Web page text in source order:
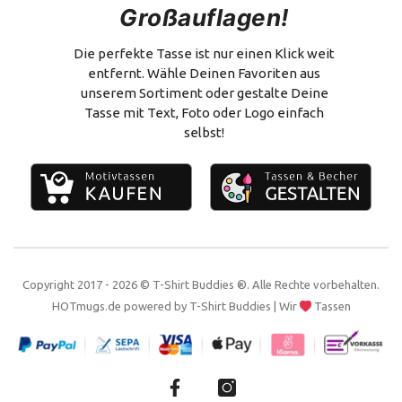
Alles zum Selbstgestalten
Versand & Zahlung
Vertrag widerrufen
Großauflagen!
Die perfekte Tasse ist nur einen Klick weit
entfernt. Wähle Deinen Favoriten aus
unserem Sortiment oder gestalte Deine
Tasse mit Text, Foto oder Logo einfach
selbst!
Copyright 2017 - 2026 © T-Shirt Buddies ®. Alle Rechte vorbehalten.
HOTmugs.de powered by T-Shirt Buddies | Wir Tassen